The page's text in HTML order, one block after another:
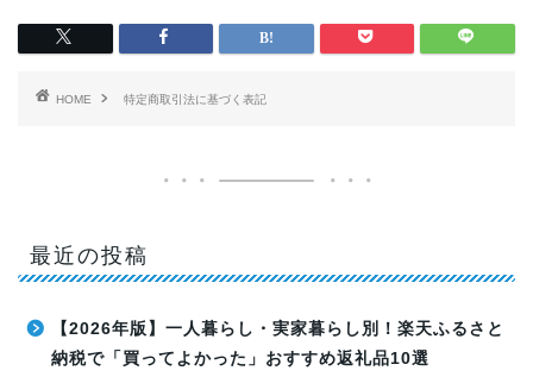
HOME 特定商取引法に基づく表記
最近の投稿
【2026年版】一人暮らし・実家暮らし別！楽天ふるさと
納税で「買ってよかった」おすすめ返礼品10選